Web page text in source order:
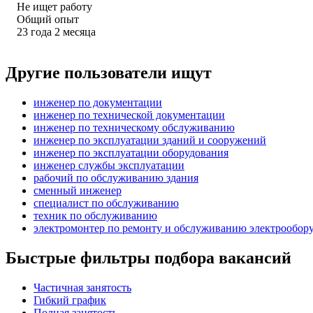
Не ищет работу
Общий опыт
23 года 2 месяца
Другие пользователи ищут
инженер по документации
инженер по технической документации
инженер по техническому обслуживанию
инженер по эксплуатации зданий и сооружений
инженер по эксплуатации оборудования
инженер службы эксплуатации
рабочий по обслуживанию здания
сменный инженер
специалист по обслуживанию
техник по обслуживанию
электромонтер по ремонту и обслуживанию
Быстрые фильтры подбора вакансий
Частичная занятость
Гибкий график